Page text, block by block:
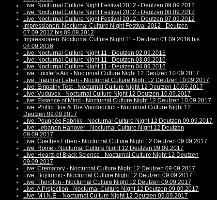
Live: Nocturnal Culture Night Festival 2012 - Deutzen 09.09.2012
Live: Nocturnal Culture Night Festival 2012 - Deutzen 08.09.2012
Live: Nocturnal Culture Night Festival 2012 - Deutzen 07.09.2012
Impressionen: Nocturnal Culture Night Festival 2012 - Deutzen
07.09.2012 bis 09.09.2012
Impressionen: Nocturnal Culture Night 11 - Deutzen 01.09.2016 bis
04.09.2016
Live: Nocturnal Culture Night 11 - Deutzen 02.09.2016
Live: Nocturnal Culture Night 11 - Deutzen 03.09.2016
Live: Nocturnal Culture Night 11 - Deutzen 04.09.2016
Live: Lucifer's Aid - Nocturnal Culture Night 12 Deutzen 10.09.2017
Live: Traum'er Leben - Nocturnal Culture Night 12 Deutzen 10.09.2017
Live: Empathy Test - Nocturnal Culture Night 12 Deutzen 10.09.2017
Live: Vuduvox - Nocturnal Culture Night 12 Deutzen 10.09.2017
Live: Essence of Mind - Nocturnal Culture Night 12 Deutzen 10.09.2017
Live: Phillip Boa & The Voodooclub - Nocturnal Culture Night 12
Deutzen 09.09.2017
Live: Pouppée Fabrikk - Nocturnal Culture Night 12 Deutzen 09.09.2017
Live: Lebanon Hanover - Nocturnal Culture Night 12 Deutzen
09.09.2017
Live: Goethes Erben - Nocturnal Culture Night 12 Deutzen 09.09.2017
Live: Rome - Nocturnal Culture Night 12 Deutzen 09.09.2017
Live: Hearts of Black Science - Nocturnal Culture Night 12 Deutzen
09.09.2017
Live: Crematory - Nocturnal Culture Night 12 Deutzen 09.09.2017
Live: Boytronic - Nocturnal Culture Night 12 Deutzen 09.09.2017
Live: Thorofon - Nocturnal Culture Night 12 Deutzen 09.09.2017
Live: A Projection - Nocturnal Culture Night 12 Deutzen 09.09.2017
Live: M.I.N.E. - Nocturnal Culture Night 12 Deutzen 09.09.2017